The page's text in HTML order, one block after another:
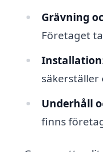
Grävning
Företaget
Underhåll
finns